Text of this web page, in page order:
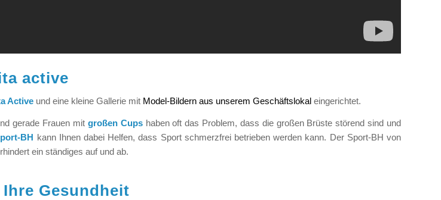
active
Activeund eine kleine Gallerie mit Model-Bildern aus unserem Geschäftslokaleingerichtet.
gerade Frauen mit großen Cupshaben oft das Problem, dass die großen Brüste störend sind und
BH kann Ihnen dabei Helfen, dass Sport schmerzfrei betrieben werden kann. Der Sport-BH von
ein ständiges auf und ab.
Gesundheit